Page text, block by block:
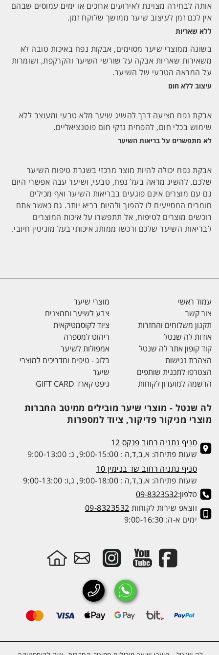
אותה לבחירה מצוינת לאירועים ארוכים או ימים עמוסים שבהם
אין לכם זמן לעיצוב שיער ממושך שלוקח זמן.
ללא שאריות
בשונה ממוצרי שיער מסוימים, אבקות נפח באיכות טובה לא
משאירות שאריות אבקה על שורשי השיער והקרקפת, ושומרות
על המראה הטבעי של השיער.
עיצוב ללא חום
אבקת נפח מציעה דרך להשיג שיער מלא טבעי ומעוצב ללא
שימוש בכלי חום, להפחית נזקי חום פוטנציאליים.
לא מתפשרים על בריאות השיער
אבקת נפח יכולה להיות מוצר מרכזי בשגרת טיפוח השיער
שלכם. להשיג מראה בעל נפח, טבעי, ושיער עבה אפשרי היום
גם עם מוצרים אינם פוגעים בבריאות השיער ואף מכילים
חומרים המסייעים לו להפוך ולהיות בריא יותר. גם כאשר אתם
רוכשים מוצרים לטיפוח, אל תתפשרו על איכות המוצרים
לבריאות השיער שלכם ורכשו ממותג איכותי בעל מוניטין חיובי.
עמוד ראשי
צור קשר
תקנון משלוחים והחזרות
אודות לה שנטל
קוד קופון אתר לה שנטל
הצהרת נגישות
הצטרפו לתכנית שותפים
הרשמה למועדון לקוחות
מוצרי שיער
צבע לשיער וחמצנים
ציוד לקוסמטיקאית
ריהוט למספרה
אמפולות לשיער
בלוג - טיפים ומדריכים למוצרי
שיער
גיפט קארד GIFT CARD
לה שנטל - מוצרי שיער מובילים ממיטב החברות
מוצרי מניקור פדיקור, ציוד למספרות
סניף נתניה רחוב פנקס 12
שעות פתיחה: א,ב,ד,ה : 9:00-15:00, ג: 9:00-13:00
סניף נתניה רחוב שד בנימין 10
שעות פתיחה: א,ב,ד,ה : 9:00-18:00, ג,ו: 9:00-13:00
טלפון:09-8323532
ווצאפ שירות לקוחות 09-8323532
ימים א-ה: 9:00-16:30